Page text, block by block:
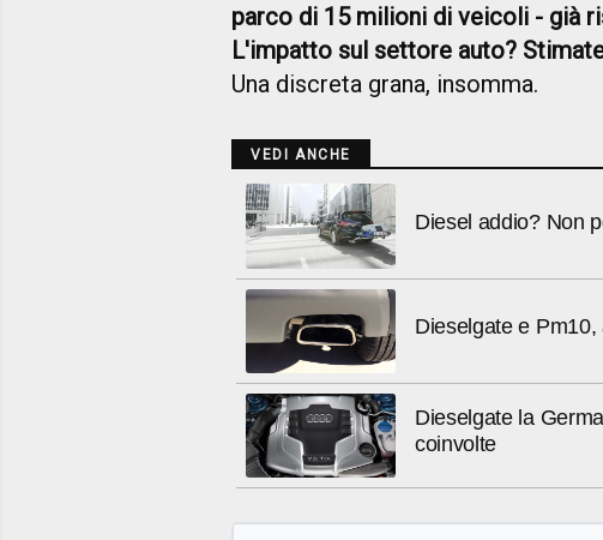
parco di 15 milioni di veicoli - già
L'impatto sul settore auto?
Una discreta grana, insomma.
VEDI ANCHE
Diesel addio? Non
Dieselgate e
Dieselgate la
coinvolte